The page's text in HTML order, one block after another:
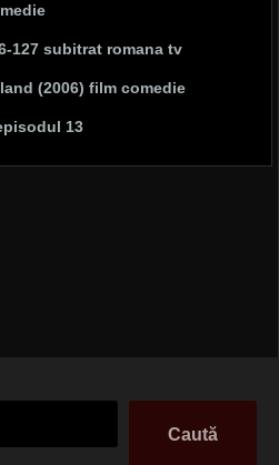
127 subitrat romana tv
(2006) film comedie
13
Caută